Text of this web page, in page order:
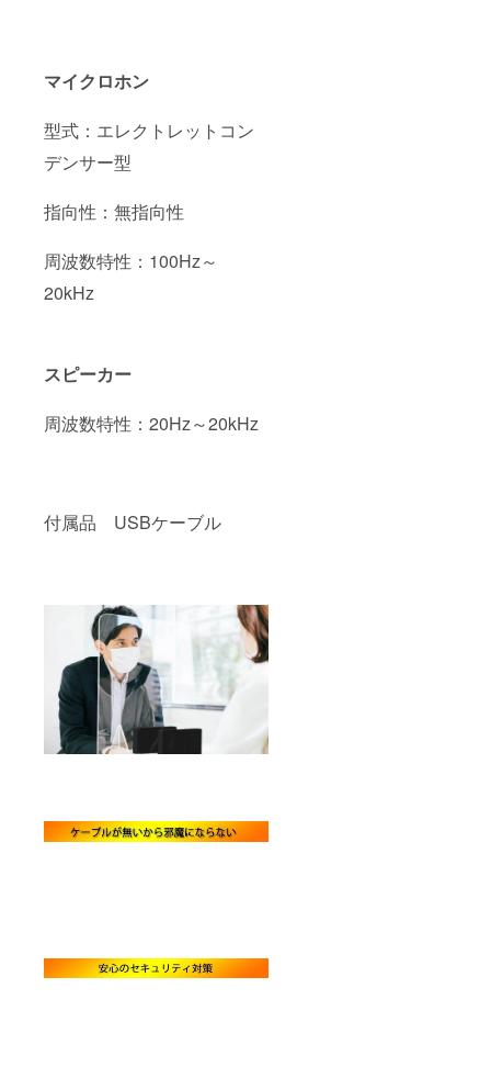
マイクロホン
型式：エレクトレットコン
デンサー型
指向性：無指向性
周波数特性：100Hz～
20kHz
スピーカー
周波数特性：20Hz～20kHz
付属品 USBケーブル